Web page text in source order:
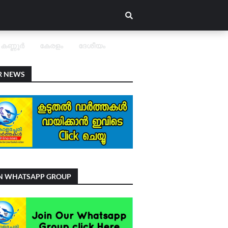
കണ്ണൂർ കേരളം ദേശീയം
NEWS
WHATSAPP GROUP